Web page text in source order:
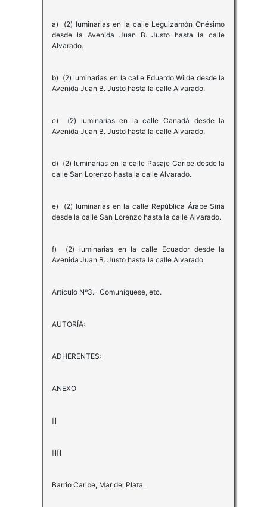
a) (2) luminarias en la calle Leguizamón Onésimo
desde la Avenida Juan B. Justo hasta la calle
Alvarado.
b) (2) luminarias en la calle Eduardo Wilde desde la
Avenida Juan B. Justo hasta la calle Alvarado.
c) (2) luminarias en la calle Canadá desde la
Avenida Juan B. Justo hasta la calle Alvarado.
d) (2) luminarias en la calle Pasaje Caribe desde la
calle San Lorenzo hasta la calle Alvarado.
e) (2) luminarias en la calle República Árabe Siria
desde la calle San Lorenzo hasta la calle Alvarado.
f) (2) luminarias en la calle Ecuador desde la
Avenida Juan B. Justo hasta la calle Alvarado.
Artículo Nº3.- Comuníquese, etc.
AUTORÍA:
ADHERENTES:
ANEXO
[]
[][]
Barrio Caribe, Mar del Plata.